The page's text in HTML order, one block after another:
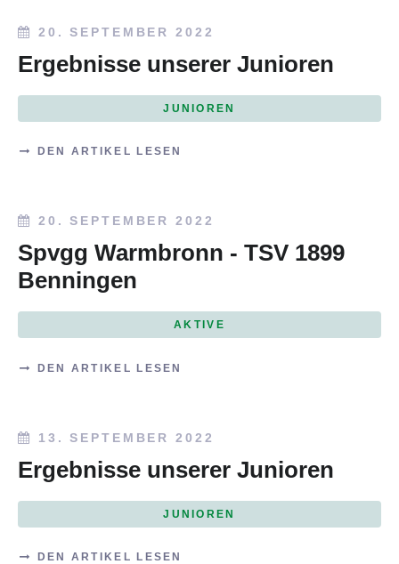
20. SEPTEMBER 2022
Ergebnisse unserer Junioren
JUNIOREN
DEN ARTIKEL LESEN
20. SEPTEMBER 2022
Spvgg Warmbronn - TSV 1899
Benningen
AKTIVE
DEN ARTIKEL LESEN
13. SEPTEMBER 2022
Ergebnisse unserer Junioren
JUNIOREN
DEN ARTIKEL LESEN